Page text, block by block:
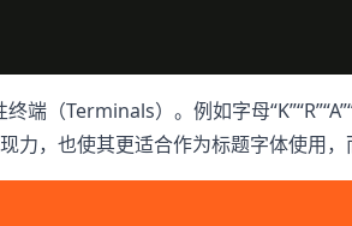
（Terminals）。例如字母
，也使其更适合作为标题字体使用，